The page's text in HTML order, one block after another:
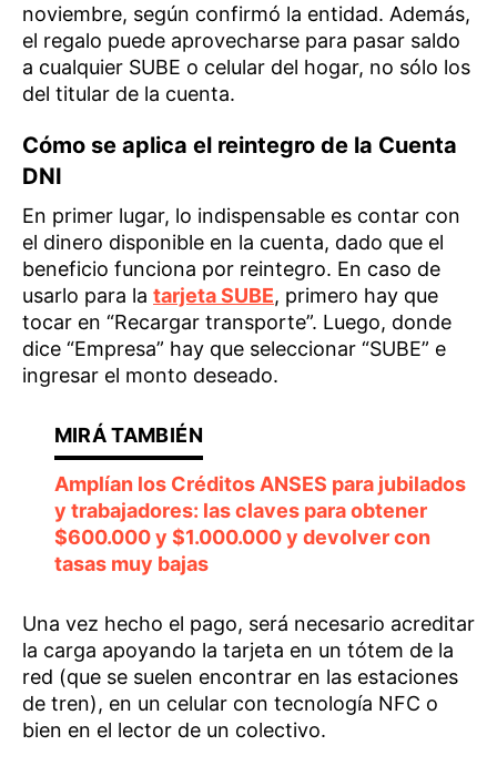
noviembre, según confirmó la entidad. Además,
el regalo puede aprovecharse para pasar saldo
a cualquier SUBE o celular del hogar, no sólo los
del titular de la cuenta.
Cómo se aplica el reintegro de la Cuenta
DNI
En primer lugar, lo indispensable es contar con
el dinero disponible en la cuenta, dado que el
beneficio funciona por reintegro. En caso de
usarlo para la tarjeta SUBE, primero hay que
tocar en “Recargar transporte”. Luego, donde
dice “Empresa” hay que seleccionar “SUBE” e
ingresar el monto deseado.
Amplían los Créditos ANSES para jubilados
y trabajadores: las claves para obtener
$600.000 y $1.000.000 y devolver con
tasas muy bajas
Una vez hecho el pago, será necesario acreditar
la carga apoyando la tarjeta en un tótem de la
red (que se suelen encontrar en las estaciones
de tren), en un celular con tecnología NFC o
bien en el lector de un colectivo.